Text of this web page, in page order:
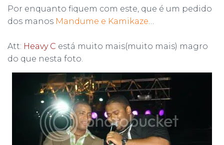
Por enquanto fiquem com este, que é um pedido
dos manos Mandume e Kamikaze…
Att: Heavy C está muito mais(muito mais) magro
do que nesta foto.